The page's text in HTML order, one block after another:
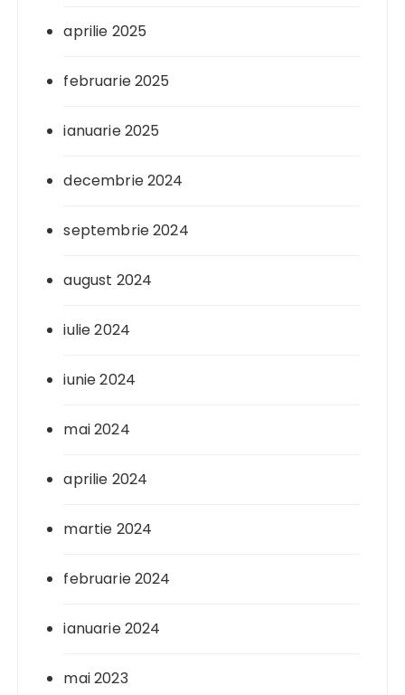
aprilie 2025
februarie 2025
ianuarie 2025
decembrie 2024
septembrie 2024
august 2024
iulie 2024
iunie 2024
mai 2024
aprilie 2024
martie 2024
februarie 2024
ianuarie 2024
mai 2023